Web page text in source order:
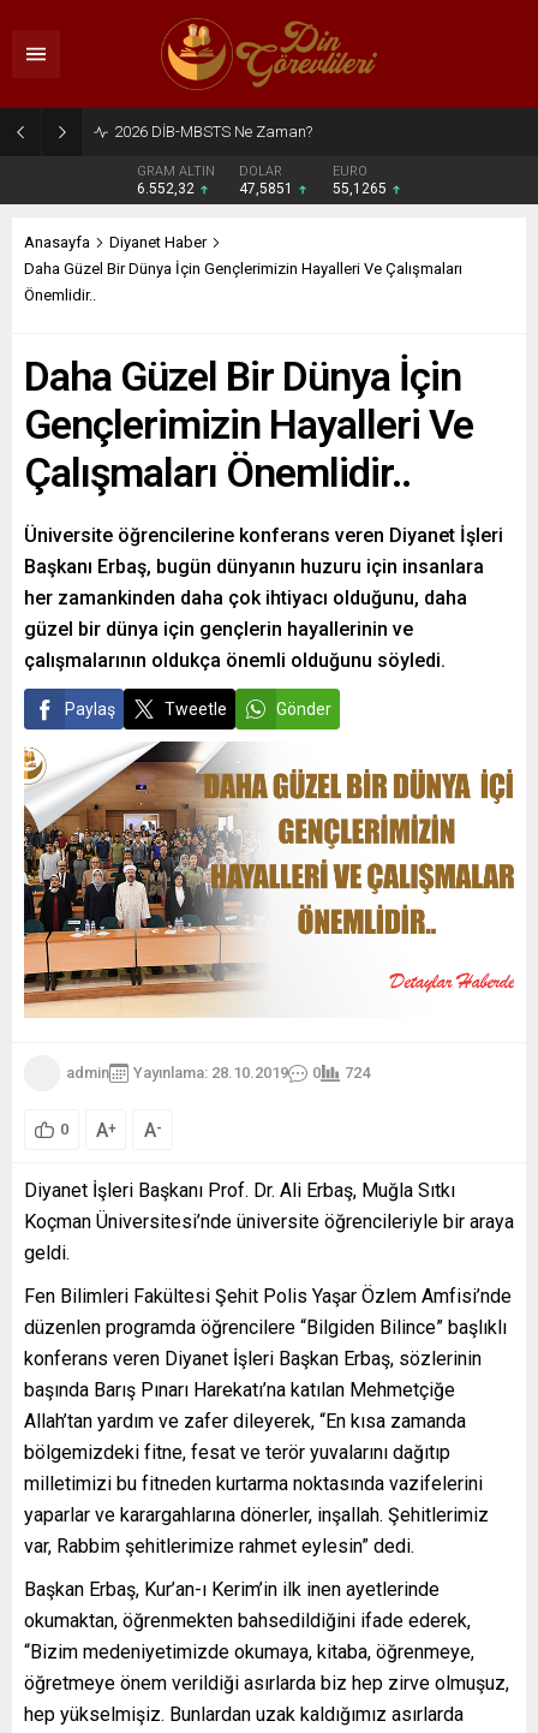
2026 DİB-MBSTS Ne Zaman?
GRAM ALTIN
6.552,32
DOLAR
47,5851
EURO
55,1265
Anasayfa
Diyanet Haber
Daha Güzel Bir Dünya İçin Gençlerimizin Hayalleri Ve Çalışmaları
Önemlidir..
Daha Güzel Bir Dünya İçin
Gençlerimizin Hayalleri Ve
Çalışmaları Önemlidir..
Üniversite öğrencilerine konferans veren Diyanet İşleri
Başkanı Erbaş, bugün dünyanın huzuru için insanlara
her zamankinden daha çok ihtiyacı olduğunu, daha
güzel bir dünya için gençlerin hayallerinin ve
çalışmalarının oldukça önemli olduğunu söyledi.
Paylaş Tweetle Gönder
admin Yayınlama: 28.10.2019 0 724
0 A+ A-
Diyanet İşleri Başkanı Prof. Dr. Ali Erbaş, Muğla Sıtkı
Koçman Üniversitesi’nde üniversite öğrencileriyle bir araya
geldi.
Fen Bilimleri Fakültesi Şehit Polis Yaşar Özlem Amfisi’nde
düzenlen programda öğrencilere “Bilgiden Bilince” başlıklı
konferans veren Diyanet İşleri Başkan Erbaş, sözlerinin
başında Barış Pınarı Harekatı’na katılan Mehmetçiğe
Allah’tan yardım ve zafer dileyerek, “En kısa zamanda
bölgemizdeki fitne, fesat ve terör yuvalarını dağıtıp
milletimizi bu fitneden kurtarma noktasında vazifelerini
yaparlar ve karargahlarına dönerler, inşallah. Şehitlerimiz
var, Rabbim şehitlerimize rahmet eylesin” dedi.
Başkan Erbaş, Kur’an-ı Kerim’in ilk inen ayetlerinde
okumaktan, öğrenmekten bahsedildiğini ifade ederek,
“Bizim medeniyetimizde okumaya, kitaba, öğrenmeye,
öğretmeye önem verildiği asırlarda biz hep zirve olmuşuz,
hep yükselmişiz. Bunlardan uzak kaldığımız asırlarda